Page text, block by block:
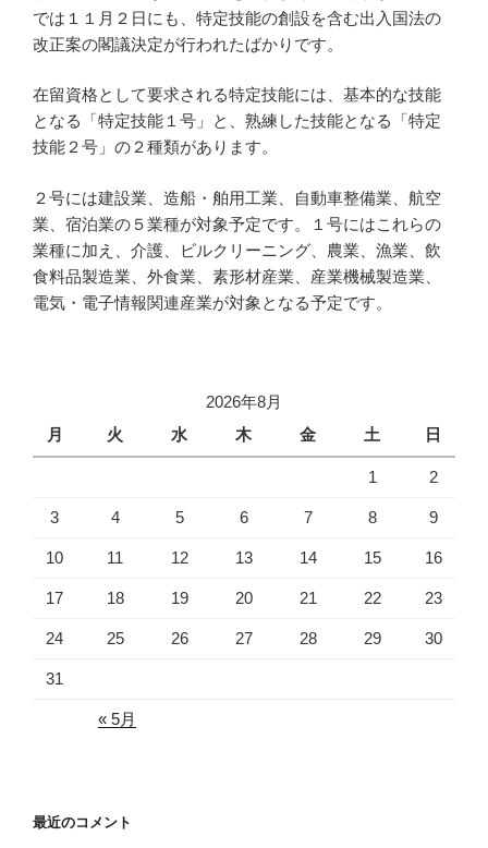
では１１月２日にも、特定技能の創設を含む出入国法の
改正案の閣議決定が行われたばかりです。
在留資格として要求される特定技能には、基本的な技能
となる「特定技能１号」と、熟練した技能となる「特定
技能２号」の２種類があります。
２号には建設業、造船・舶用工業、自動車整備業、航空
業、宿泊業の５業種が対象予定です。１号にはこれらの
業種に加え、介護、ビルクリーニング、農業、漁業、飲
食料品製造業、外食業、素形材産業、産業機械製造業、
電気・電子情報関連産業が対象となる予定です。
2026年8月
月
火 水 木 金 土 日
1 2
3 4 5 6 7 8 9
10 11 12 13 14 15 16
17 18 19 20 21 22 23
24 25 26 27 28 29 30
31
« 5月
最近のコメント